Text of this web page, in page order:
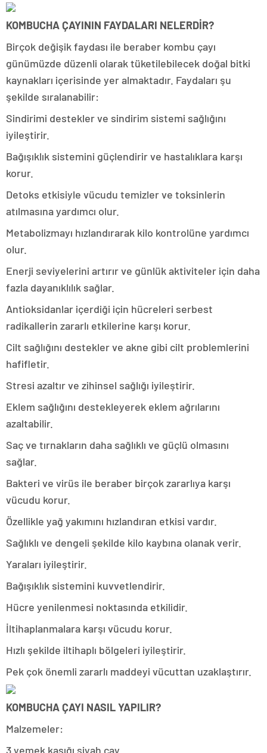
KOMBUCHA ÇAYININ FAYDALARI NELERDİR?
Birçok değişik faydası ile beraber kombu çayı
günümüzde düzenli olarak tüketilebilecek doğal bitki
kaynakları içerisinde yer almaktadır. Faydaları şu
şekilde sıralanabilir:
Sindirimi destekler ve sindirim sistemi sağlığını
iyileştirir.
Bağışıklık sistemini güçlendirir ve hastalıklara karşı
korur.
Detoks etkisiyle vücudu temizler ve toksinlerin
atılmasına yardımcı olur.
Metabolizmayı hızlandırarak kilo kontrolüne yardımcı
olur.
Enerji seviyelerini artırır ve günlük aktiviteler için daha
fazla dayanıklılık sağlar.
Antioksidanlar içerdiği için hücreleri serbest
radikallerin zararlı etkilerine karşı korur.
Cilt sağlığını destekler ve akne gibi cilt problemlerini
hafifletir.
Stresi azaltır ve zihinsel sağlığı iyileştirir.
Eklem sağlığını destekleyerek eklem ağrılarını
azaltabilir.
Saç ve tırnakların daha sağlıklı ve güçlü olmasını
sağlar.
Bakteri ve virüs ile beraber birçok zararlıya karşı
vücudu korur.
Özellikle yağ yakımını hızlandıran etkisi vardır.
Sağlıklı ve dengeli şekilde kilo kaybına olanak verir.
Yaraları iyileştirir.
Bağışıklık sistemini kuvvetlendirir.
Hücre yenilenmesi noktasında etkilidir.
İltihaplanmalara karşı vücudu korur.
Hızlı şekilde iltihaplı bölgeleri iyileştirir.
Pek çok önemli zararlı maddeyi vücuttan uzaklaştırır.
KOMBUCHA ÇAYI NASIL YAPILIR?
Malzemeler:
3 yemek kaşığı siyah çay